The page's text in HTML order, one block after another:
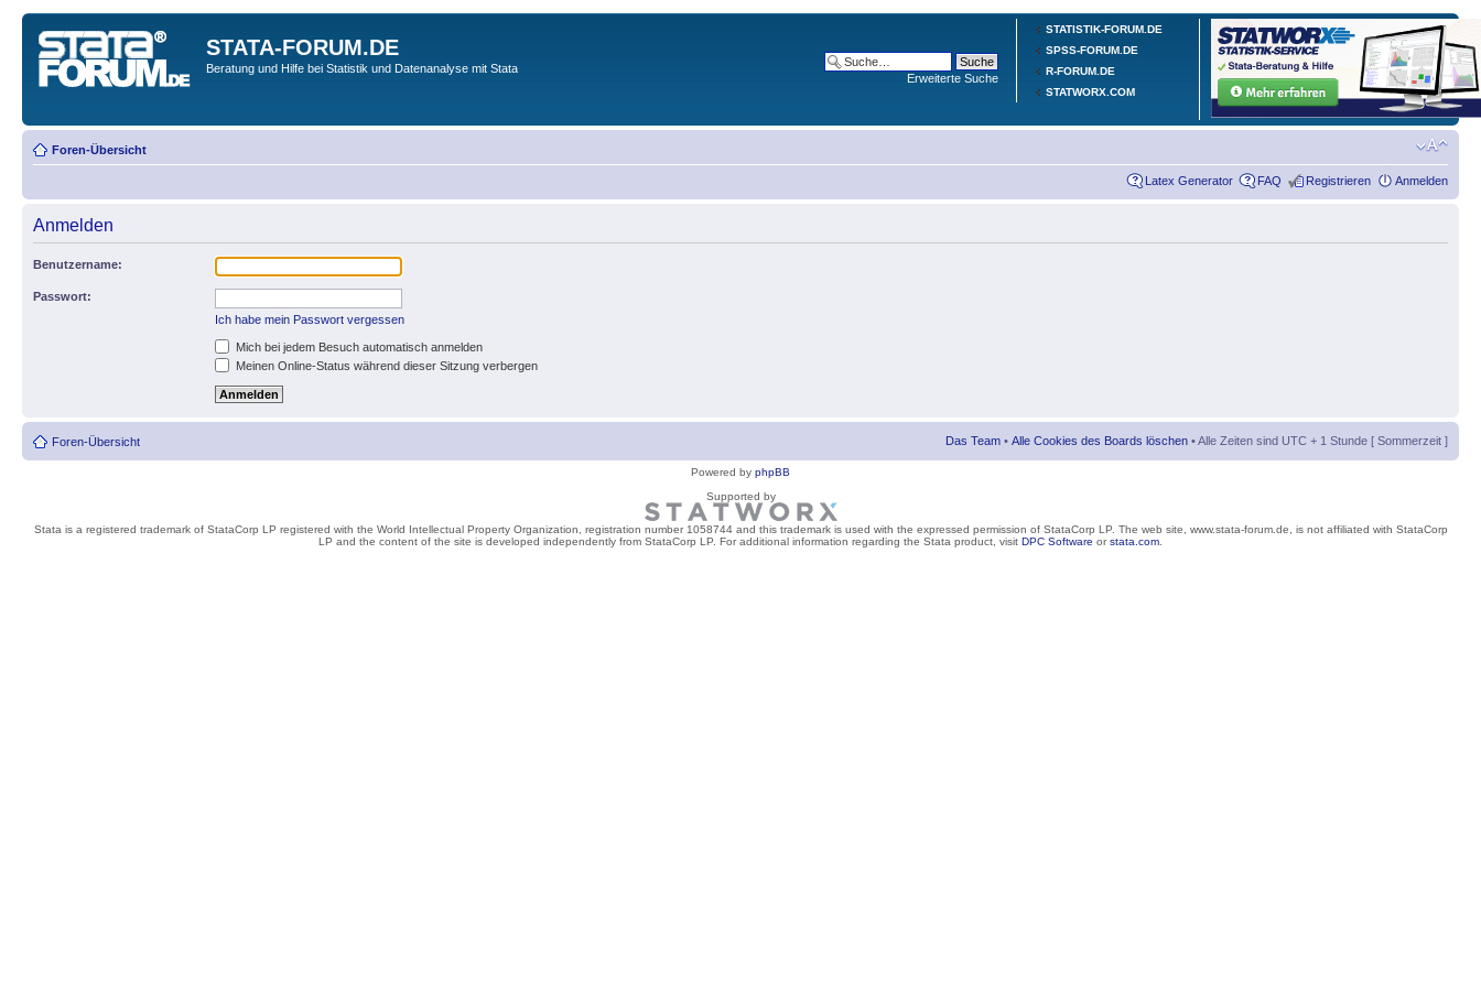
STATISTIK-FORUM.DE
SPSS-FORUM.DE
R-FORUM.DE
STATWORX.COM
STATA-FORUM.DE
Beratung und Hilfe bei Statistik und Datenanalyse mit Stata
Erweiterte Suche
Foren-Übersicht
Latex Generator FAQ Registrieren Anmelden
Anmelden
Benutzername:
Passwort:
Ich habe mein Passwort vergessen
Mich bei jedem Besuch automatisch anmelden
Meinen Online-Status während dieser Sitzung verbergen
Foren-Übersicht Das Team • Alle Cookies des Boards löschen • Alle Zeiten sind UTC + 1 Stunde [ Sommerzeit ]
Powered by phpBB
Supported by
Stata is a registered trademark of StataCorp LP registered with the World Intellectual Property Organization, registration number 1058744 and this trademark is used with the expressed permission of StataCorp LP. The web site, www.stata-forum.de, is not affiliated with StataCorp
LP and the content of the site is developed independently from StataCorp LP. For additional information regarding the Stata product, visit DPC Software orstata.com